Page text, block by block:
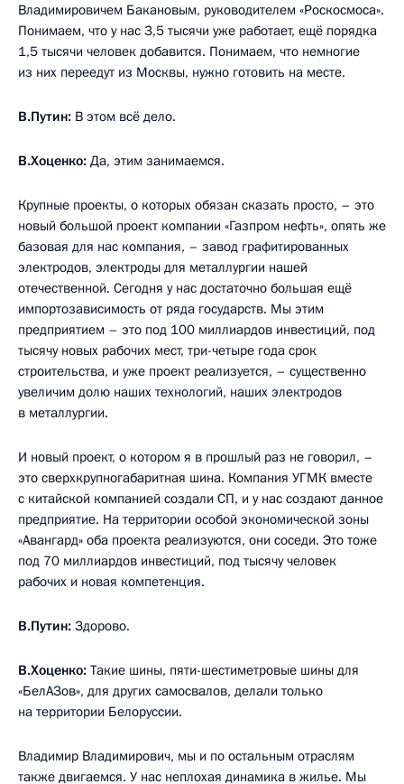
Владимировичем Бакановым, руководителем «Роскосмоса».
Понимаем, что у нас 3,5 тысячи уже работает, ещё порядка
1,5 тысячи человек добавится. Понимаем, что немногие
из них переедут из Москвы, нужно готовить на месте.
В.Путин: В этом всё дело.
В.Хоценко: Да, этим занимаемся.
Крупные проекты, о которых обязан сказать просто, – это
новый большой проект компании «Газпром нефть», опять же
базовая для нас компания, – завод графитированных
электродов, электроды для металлургии нашей
отечественной. Сегодня у нас достаточно большая ещё
импортозависимость от ряда государств. Мы этим
предприятием – это под 100 миллиардов инвестиций, под
тысячу новых рабочих мест, три-четыре года срок
строительства, и уже проект реализуется, – существенно
увеличим долю наших технологий, наших электродов
в металлургии.
И новый проект, о котором я в прошлый раз не говорил, –
это сверхкрупногабаритная шина. Компания УГМК вместе
с китайской компанией создали СП, и у нас создают данное
предприятие. На территории особой экономической зоны
«Авангард» оба проекта реализуются, они соседи. Это тоже
под 70 миллиардов инвестиций, под тысячу человек
рабочих и новая компетенция.
В.Путин: Здорово.
В.Хоценко: Такие шины, пяти-шестиметровые шины для
«БелАЗов», для других самосвалов, делали только
на территории Белоруссии.
Владимир Владимирович, мы и по остальным отраслям
также двигаемся. У нас неплохая динамика в жилье. Мы